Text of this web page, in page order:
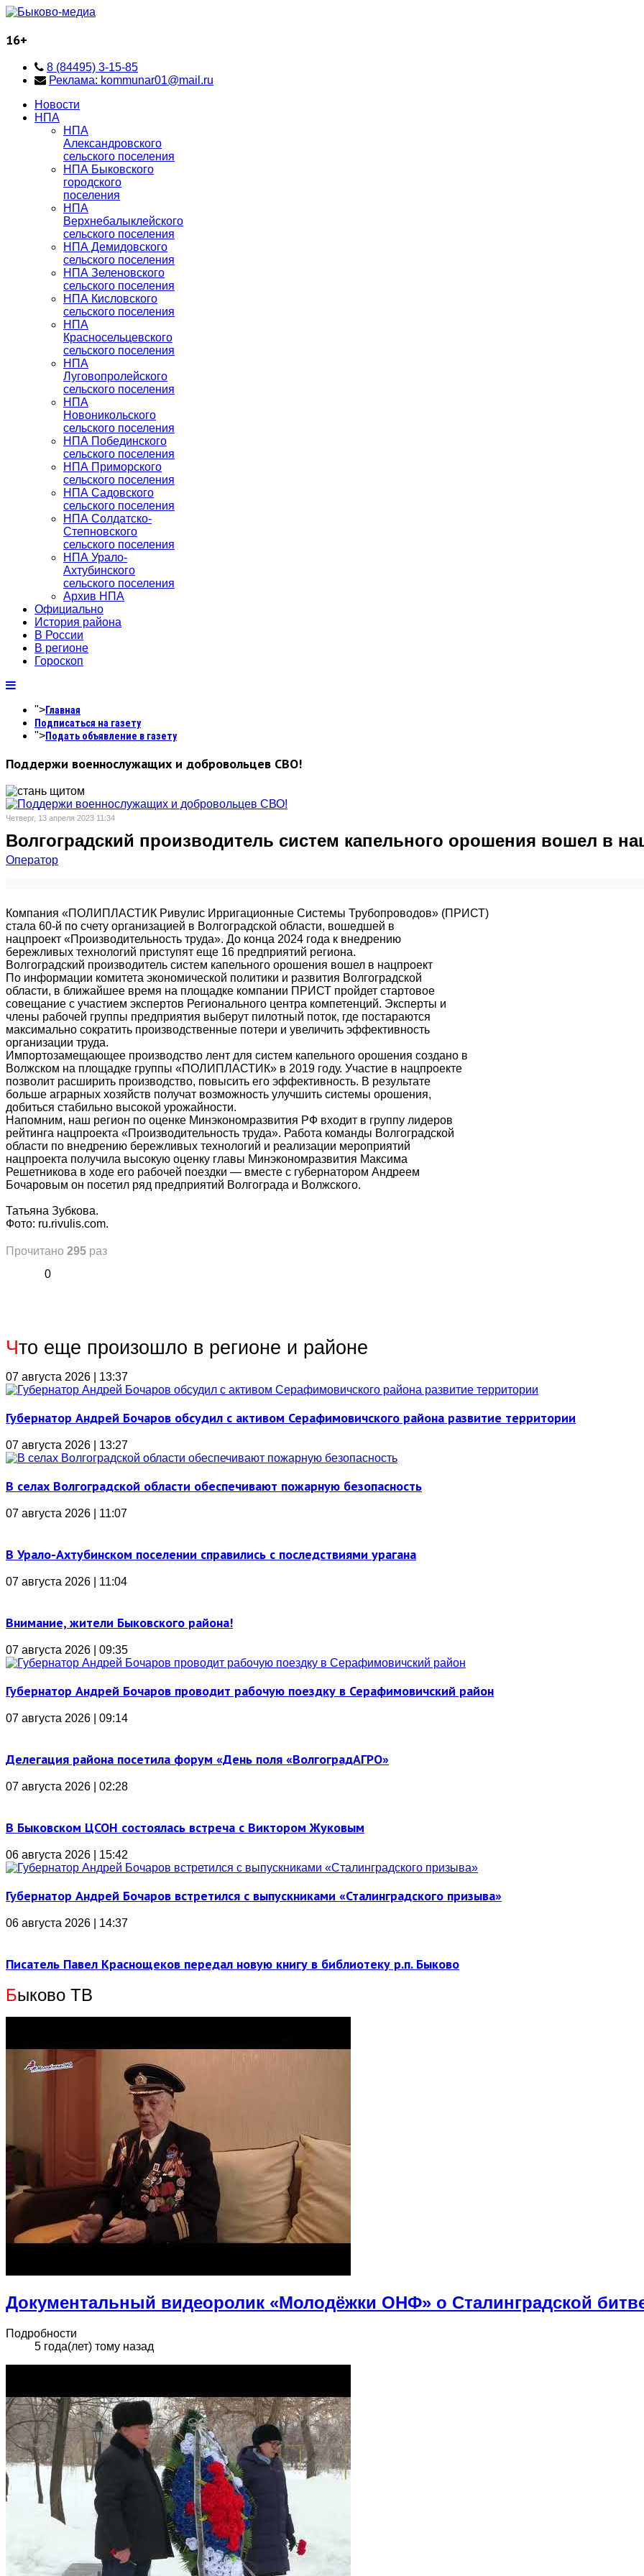
16+
8 (84495) 3-15-85
Реклама: kommunar01@mail.ru
Новости
НПА
НПА
Александровского
сельского поселения
НПА Быковского
городского
поселения
НПА
Верхнебалыклейского
сельского поселения
НПА Демидовского
сельского поселения
НПА Зеленовского
сельского поселения
НПА Кисловского
сельского поселения
НПА
Красносельцевского
сельского поселения
НПА
Луговопролейского
сельского поселения
НПА
Новоникольского
сельского поселения
НПА Побединского
сельского поселения
НПА Приморского
сельского поселения
НПА Садовского
сельского поселения
НПА Солдатско-
Степновского
сельского поселения
НПА Урало-
Ахтубинского
сельского поселения
Архив НПА
Официально
История района
В России
В регионе
Гороскоп
">Главная
Подписаться на газету
">Подать объявление в газету
Поддержи военнослужащих и добровольцев СВО!
Четверг, 13 апреля 2023 11:34
Волгоградский производитель систем капельного орошения вошел в
Оператор
Компания «ПОЛИПЛАСТИК Ривулис Ирригационные Системы Трубопроводов» (ПРИСТ)
стала 60-й по счету организацией в Волгоградской области, вошедшей в
нацпроект «Производительность труда». До конца 2024 года к внедрению
бережливых технологий приступят еще 16 предприятий региона.
Волгоградский производитель систем капельного орошения вошел в нацпроект
По информации комитета экономической политики и развития Волгоградской
области, в ближайшее время на площадке компании ПРИСТ пройдет стартовое
совещание с участием экспертов Регионального центра компетенций. Эксперты и
члены рабочей группы предприятия выберут пилотный поток, где постараются
максимально сократить производственные потери и увеличить эффективность
организации труда.
Импортозамещающее производство лент для систем капельного орошения создано в
Волжском на площадке группы «ПОЛИПЛАСТИК» в 2019 году. Участие в нацпроекте
позволит расширить производство, повысить его эффективность. В результате
больше аграрных хозяйств получат возможность улучшить системы орошения,
добиться стабильно высокой урожайности.
Напомним, наш регион по оценке Минэкономразвития РФ входит в группу лидеров
рейтинга нацпроекта «Производительность труда». Работа команды Волгоградской
области по внедрению бережливых технологий и реализации мероприятий
нацпроекта получила высокую оценку главы Минэкономразвития Максима
Решетникова в ходе его рабочей поездки — вместе с губернатором Андреем
Бочаровым он посетил ряд предприятий Волгограда и Волжского.
Татьяна Зубкова.
Фото: ru.rivulis.com.
Прочитано 295 раз
0
Что еще произошло в регионе и районе
07 августа 2026 | 13:37
Губернатор Андрей Бочаров обсудил с активом Серафимовичского района развитие территории
07 августа 2026 | 13:27
В селах Волгоградской области обеспечивают пожарную безопасность
07 августа 2026 | 11:07
В Урало-Ахтубинском поселении справились с последствиями урагана
07 августа 2026 | 11:04
Внимание, жители Быковского района!
07 августа 2026 | 09:35
Губернатор Андрей Бочаров проводит рабочую поездку в Серафимовичский район
07 августа 2026 | 09:14
Делегация района посетила форум «День поля «ВолгоградАГРО»
07 августа 2026 | 02:28
В Быковском ЦСОН состоялась встреча с Виктором Жуковым
06 августа 2026 | 15:42
Губернатор Андрей Бочаров встретился с выпускниками «Сталинградского призыва»
06 августа 2026 | 14:37
Писатель Павел Краснощеков передал новую книгу в библиотеку р.п. Быково
Быково ТВ
Документальный видеоролик «Молодёжки ОНФ» о Сталинградской
Подробности
5 года(лет) тому назад